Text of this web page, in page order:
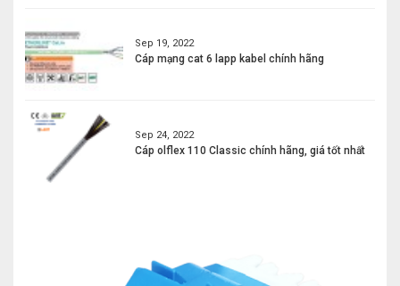
Sep 19, 2022
Cáp mạng cat 6 lapp kabel chính hãng
Sep 24, 2022
Cáp olflex 110 Classic chính hãng, giá tốt nhất